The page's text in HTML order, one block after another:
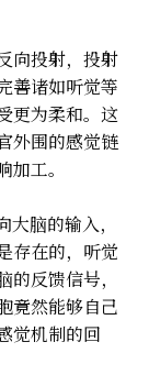
向投射，投射
善诸如听觉等
更为柔和。这
外围的感觉链
工。
脑的输入，
存在的，听觉
反馈信号，
竟然能够自己
觉机制的回